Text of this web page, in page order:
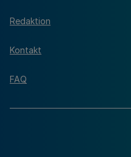
Redaktion
Kontakt
FAQ